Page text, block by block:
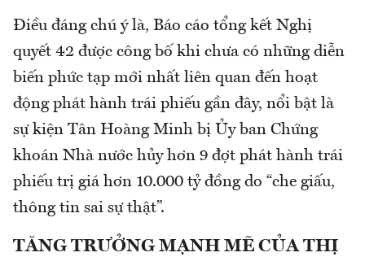
Điều đáng chú ý là, Báo cáo tổng kết Nghị
quyết 42 được công bố khi chưa có những diễn
biến phức tạp mới nhất liên quan đến hoạt
động phát hành trái phiếu gần đây, nổi bật là
sự kiện Tân Hoàng Minh bị Ủy ban Chứng
khoán Nhà nước hủy hơn 9 đợt phát hành trái
phiếu trị giá hơn 10.000 tỷ đồng do “che giấu,
thông tin sai sự thật”.
TĂNG TRƯỞNG MẠNH MẼ CỦA THỊ